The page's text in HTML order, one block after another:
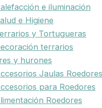
e iluminación
e Higiene
y Tortugueras
terrarios
y hurones
Jaulas Roedores
para Roedores
Roedores